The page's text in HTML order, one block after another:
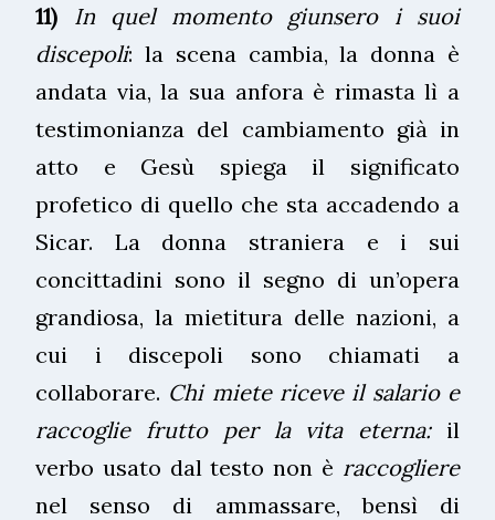
11) In quel momento giunsero i suoi
discepoli: la scena cambia, la donna è
andata via, la sua anfora è rimasta lì a
testimonianza del cambiamento già in
atto e Gesù spiega il significato
profetico di quello che sta accadendo a
Sicar. La donna straniera e i sui
concittadini sono il segno di un’opera
grandiosa, la mietitura delle nazioni, a
cui i discepoli sono chiamati a
collaborare. Chi miete riceve il salario e
raccoglie frutto per la vita eterna: il
verbo usato dal testo non è raccogliere
nel senso di ammassare, bensì di